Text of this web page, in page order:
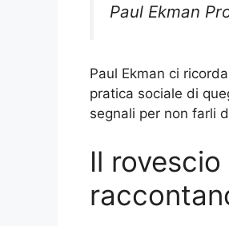
Paul Ekman
Paul Ekman ci
pratica sociale di
segnali per non farli
Il